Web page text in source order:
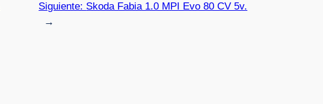
Siguiente: Skoda Fabia 1.0 MPI Evo 80 CV 5v.
→